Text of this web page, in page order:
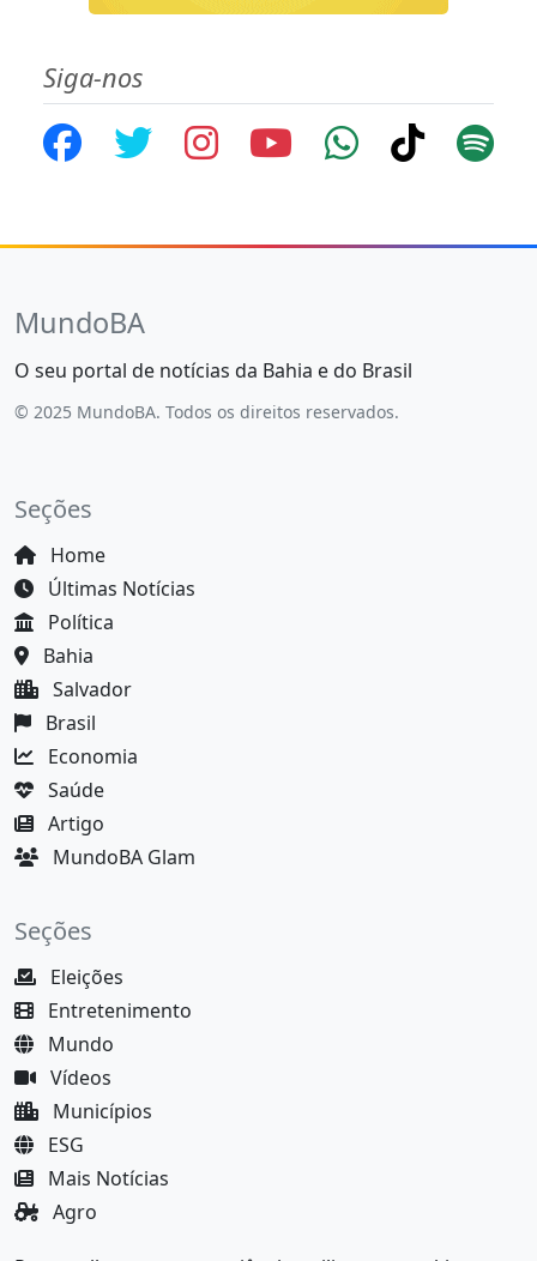
Siga-nos
MundoBA
O seu portal de notícias da Bahia e do Brasil
© 2025 MundoBA. Todos os direitos reservados.
Seções
Home
Últimas Notícias
Política
Bahia
Salvador
Brasil
Economia
Saúde
Artigo
MundoBA Glam
Seções
Eleições
Entretenimento
Mundo
Vídeos
Municípios
ESG
Mais Notícias
Agro